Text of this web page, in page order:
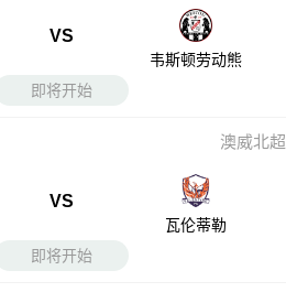
VS
韦斯顿劳动熊
即将开始
澳威北超
VS
瓦伦蒂勒
即将开始